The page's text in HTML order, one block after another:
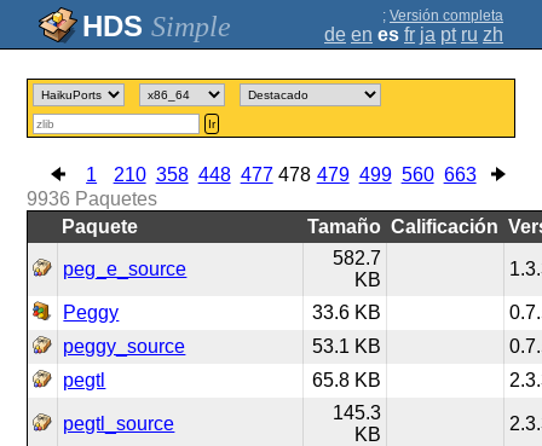
Simple ; Versión completa
de en es fr ja pt ru zh
Ir
1 210 358 448 477 478 479 499 560 663
9936 Paquetes
Paquete
Tamaño Calificación
peg_e_source
582.7
KB
Peggy 33.6 KB
peggy_source
53.1 KB
pegtl
65.8 KB
pegtl_source
145.3
KB